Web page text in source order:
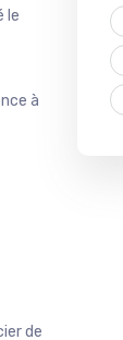
le
à
de